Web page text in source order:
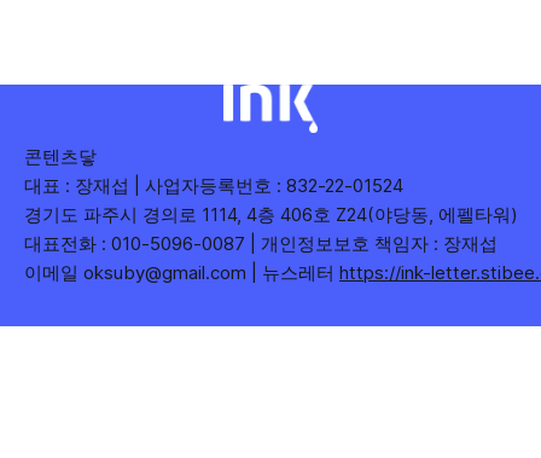
콘텐츠닿
대표 : 장재섭 | 사업자등록번호 : 832-22-01524
경기도 파주시 경의로 1114, 4층 406호 Z24(야당동, 에펠타워)
대표전화 : 010-5096-0087 | 개인정보보호 책임자 : 장재섭
이메일 oksuby@gmail.com | 뉴스레터 https://ink-